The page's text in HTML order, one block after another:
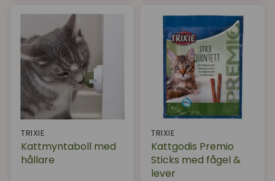
TRIXIE
Kattmyntaboll med
hållare
TRIXIE
Kattgodis Premio
Sticks med fågel &
lever